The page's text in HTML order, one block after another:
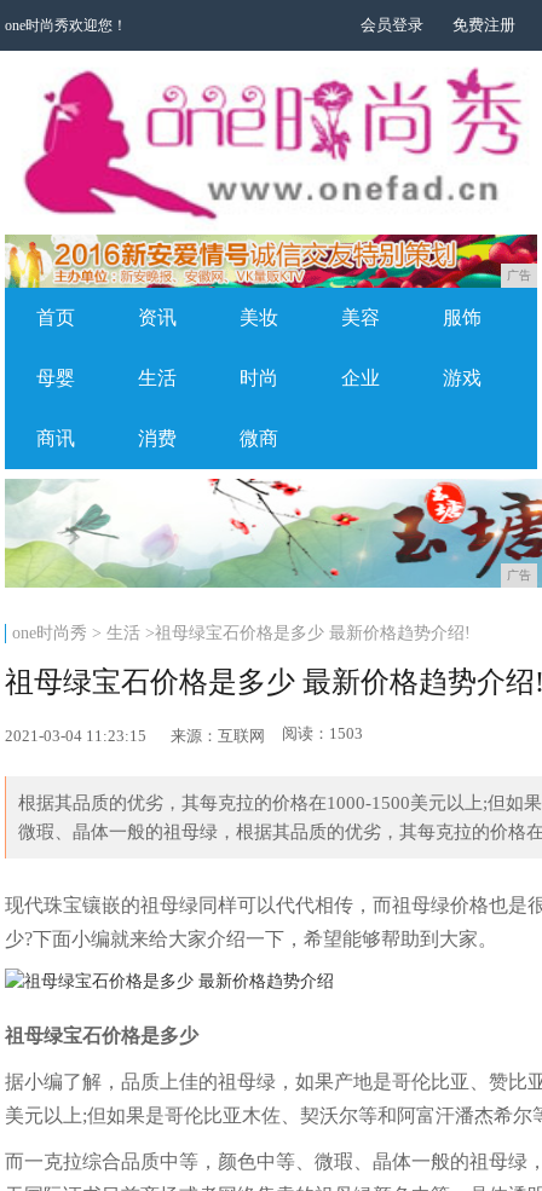
one时尚秀欢迎您！ 会员登录 免费注册
广告
首页 资讯 美妆 美容 服饰
母婴 生活 时尚 企业 游戏
商讯 消费 微商
广告
one时尚秀 >生活 >祖母绿宝石价格是多少 最新价格趋势介绍!
祖母绿宝石价格是多少 最新价格趋势介
2021-03-04 11:23:15 来源：互联网 阅读：1503
根据其品质的优劣，其每克拉的价格在1000-1500美元以上;但如
微瑕、晶体一般的祖母绿，根据其品质的优劣，其每克拉的价格
现代珠宝镶嵌的祖母绿同样可以代代相传，而祖母绿价格也是
少?下面小编就来给大家介绍一下，希望能够帮助到大家。
祖母绿宝石价格是多少
据小编了解，品质上佳的祖母绿，如果产地是哥伦比亚、赞比
美元以上;但如果是哥伦比亚木佐、契沃尔等和阿富汗潘杰希尔
而一克拉综合品质中等，颜色中等、微瑕、晶体一般的祖母绿